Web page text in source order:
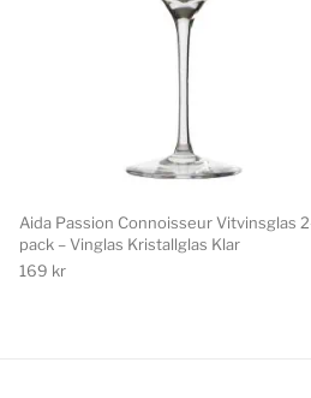
Aida Passion Connoisseur Vitvinsglas
pack – Vinglas Kristallglas Klar
169 kr